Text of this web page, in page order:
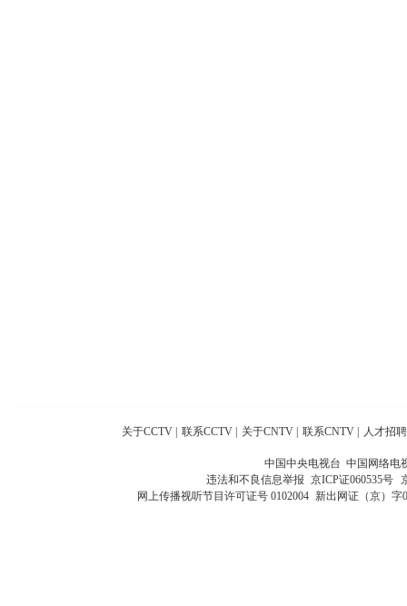
关于CCTV 联系CCTV 关于CNTV 联系CNTV 人才招聘
中国中央电视台 中国网络电
违法和不良信息举报 京ICP证060535号
网上传播视听节目许可证号 0102004 新出网证（京）